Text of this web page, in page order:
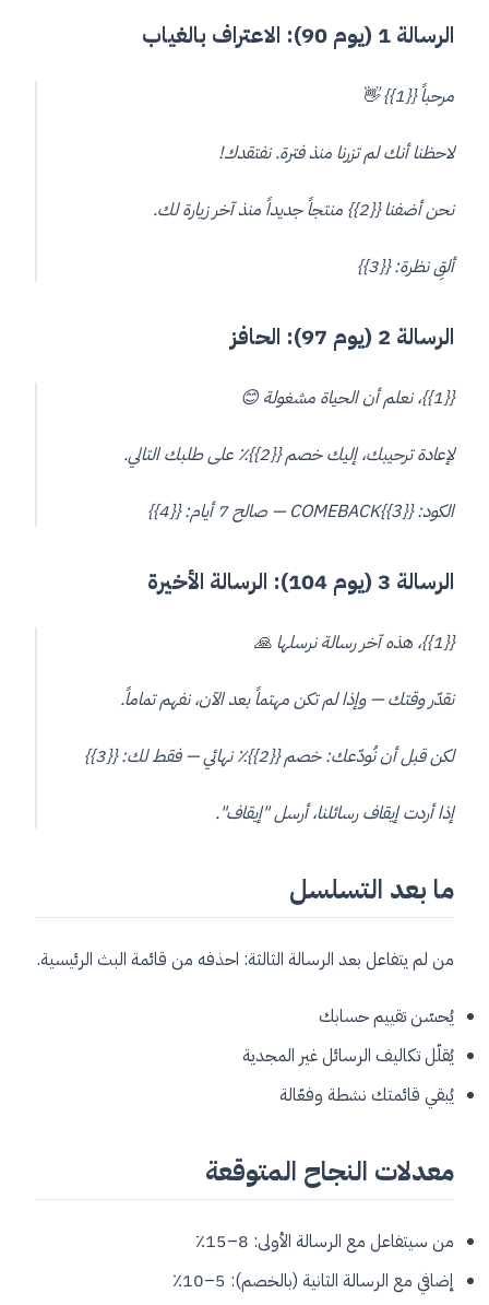
الرسالة 1 (يوم 90): الاعتراف بالغياب
مرحباً {{1}} 👋
لاحظنا أنك لم تزرنا منذ فترة. نفتقدك!
نحن أضفنا {{2}} منتجاً جديداً منذ آخر زيارة لك.
ألقِ نظرة: {{3}}
الرسالة 2 (يوم 97): الحافز
{{1}}، نعلم أن الحياة مشغولة 😊
لإعادة ترحيبك، إليك خصم {{2}}٪ على طلبك التالي.
الكود: COMEBACK{{3}} — صالح 7 أيام: {{4}}
الرسالة 3 (يوم 104): الرسالة الأخيرة
{{1}}، هذه آخر رسالة نرسلها 🙏
نقدّر وقتك — وإذا لم تكن مهتماً بعد الآن، نفهم تماماً.
لكن قبل أن نُودّعك: خصم {{2}}٪ نهائي — فقط لك: {{3}}
إذا أردت إيقاف رسائلنا، أرسل "إيقاف".
ما بعد التسلسل
من لم يتفاعل بعد الرسالة الثالثة: احذفه من قائمة البث الرئيسية.
يُحسّن تقييم حسابك
يُقلّل تكاليف الرسائل غير المجدية
يُبقي قائمتك نشطة وفعّالة
معدلات النجاح المتوقعة
من سيتفاعل مع الرسالة الأولى: 8–15٪
إضافي مع الرسالة الثانية (بالخصم): 5–10٪